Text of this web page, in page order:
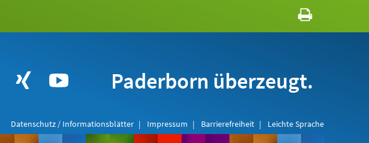
Paderborn überzeugt.
Datenschutz / Informationsblätter Impressum Barrierefreiheit Leichte Sprache